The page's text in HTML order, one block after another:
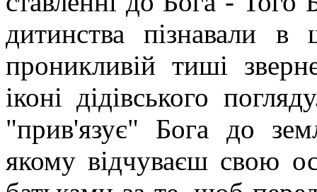
дитинства пізнавали в
проникливій тиші
іконі дідівського
"прив'язує" Бога до
якому відчуваєш свою